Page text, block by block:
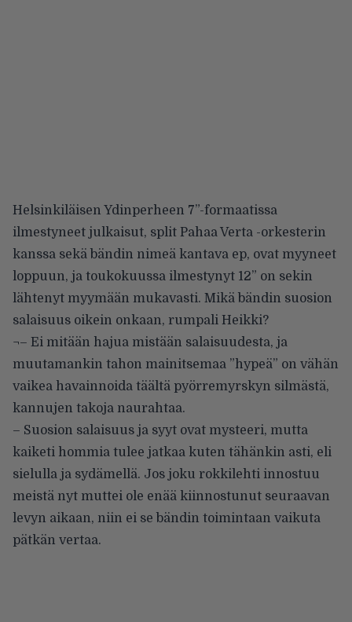
Helsinkiläisen Ydinperheen 7”-formaatissa
ilmestyneet julkaisut, split Pahaa Verta -orkesterin
kanssa sekä bändin nimeä kantava ep, ovat myyneet
loppuun, ja toukokuussa ilmestynyt 12” on sekin
lähtenyt myymään mukavasti. Mikä bändin suosion
salaisuus oikein onkaan, rumpali Heikki?
¬– Ei mitään hajua mistään salaisuudesta, ja
muutamankin tahon mainitsemaa ”hypeä” on vähän
vaikea havainnoida täältä pyörremyrskyn silmästä,
kannujen takoja naurahtaa.
– Suosion salaisuus ja syyt ovat mysteeri, mutta
kaiketi hommia tulee jatkaa kuten tähänkin asti, eli
sielulla ja sydämellä. Jos joku rokkilehti innostuu
meistä nyt muttei ole enää kiinnostunut seuraavan
levyn aikaan, niin ei se bändin toimintaan vaikuta
pätkän vertaa.